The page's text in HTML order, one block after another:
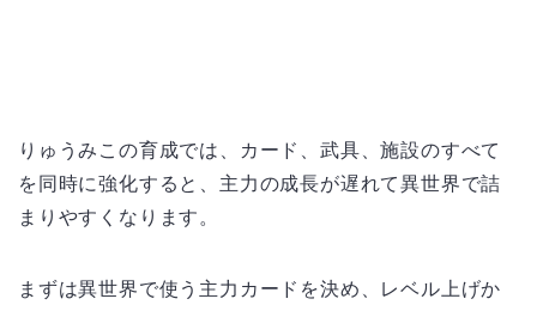
りゅうみこの育成では、カード、武具、施設のすべて
を同時に強化すると、主力の成長が遅れて異世界で詰
まりやすくなります。
まずは異世界で使う主力カードを決め、レベル上げか